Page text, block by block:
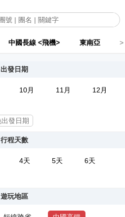
中國長線 <飛機> 東南亞 >
出發日期
10月 11月
12月
行程天數
4天 5天
6天
遊玩地區